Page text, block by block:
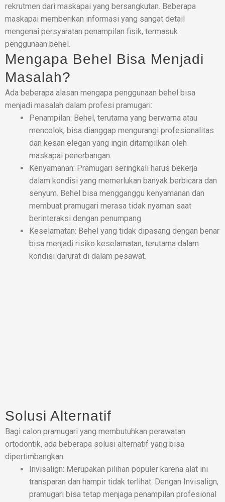
rekrutmen dari maskapai yang bersangkutan. Beberapa
maskapai memberikan informasi yang sangat detail
mengenai persyaratan penampilan fisik, termasuk
penggunaan behel.
Mengapa Behel Bisa Menjadi
Masalah?
Ada beberapa alasan mengapa penggunaan behel bisa
menjadi masalah dalam profesi pramugari:
Penampilan: Behel, terutama yang berwarna atau
mencolok, bisa dianggap mengurangi profesionalitas
dan kesan elegan yang ingin ditampilkan oleh
maskapai penerbangan.
Kenyamanan: Pramugari seringkali harus bekerja
dalam kondisi yang memerlukan banyak berbicara dan
senyum. Behel bisa mengganggu kenyamanan dan
membuat pramugari merasa tidak nyaman saat
berinteraksi dengan penumpang.
Keselamatan: Behel yang tidak dipasang dengan benar
bisa menjadi risiko keselamatan, terutama dalam
kondisi darurat di dalam pesawat.
Solusi Alternatif
Bagi calon pramugari yang membutuhkan perawatan
ortodontik, ada beberapa solusi alternatif yang bisa
dipertimbangkan:
Invisalign: Merupakan pilihan populer karena alat ini
transparan dan hampir tidak terlihat. Dengan Invisalign,
pramugari bisa tetap menjaga penampilan profesional